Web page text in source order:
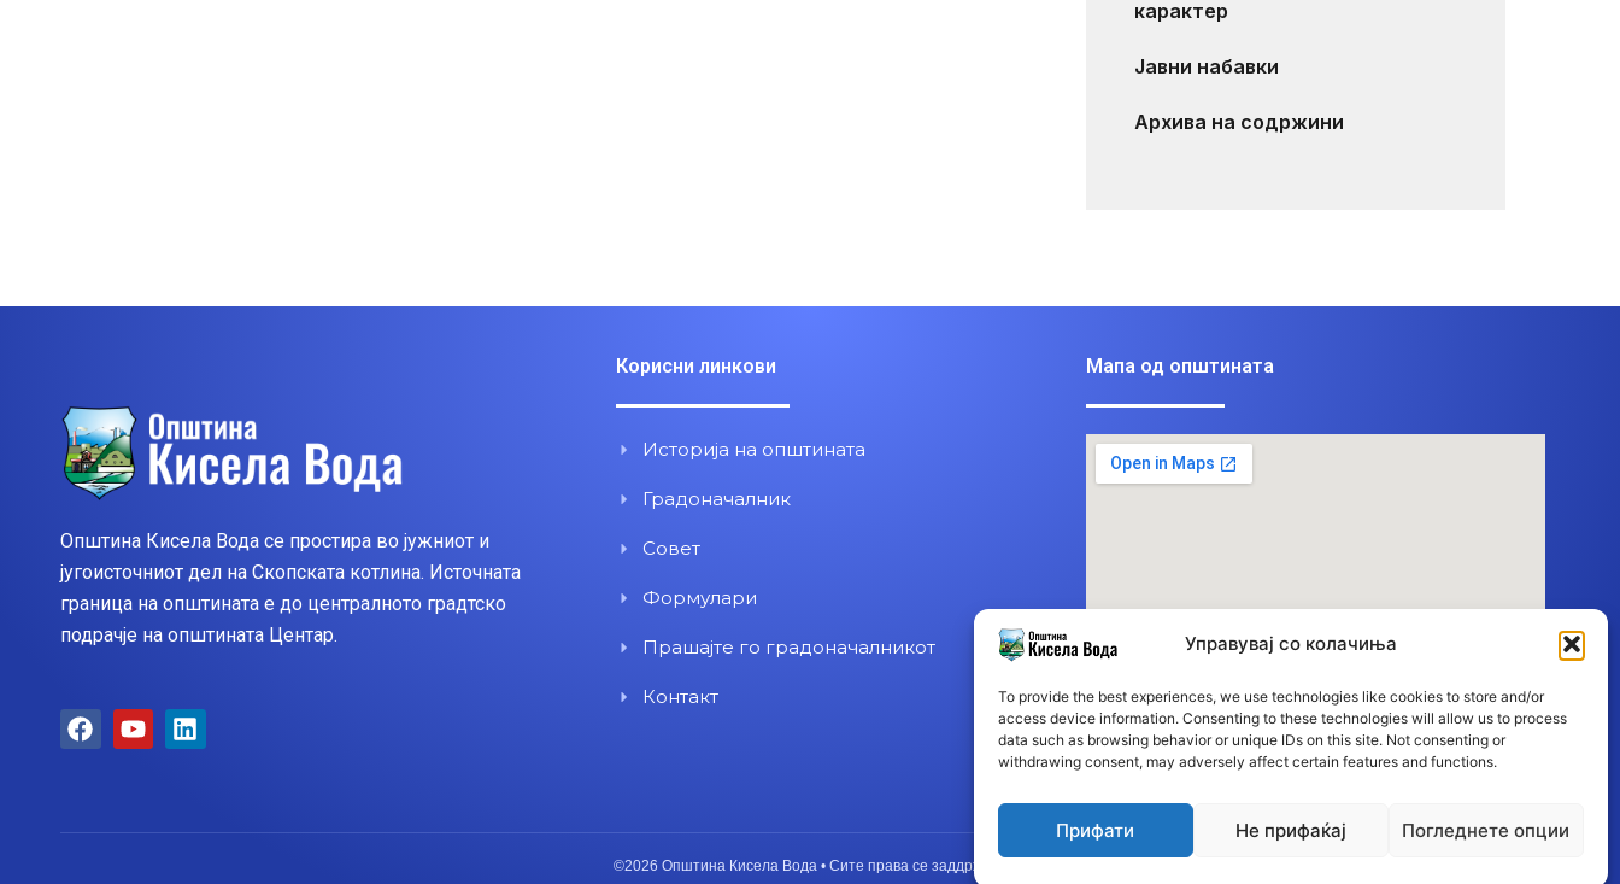
Управувај со колачиња
To provide the best experiences, we use technologies like cookies to store and/or
access device information. Consenting to these technologies will allow us to process
data such as browsing behavior or unique IDs on this site. Not consenting or
withdrawing consent, may adversely affect certain features and functions.
Прифати Не прифаќај Погледнете опции
карактер
Јавни набавки
Архива на содржини
Општина Кисела Вода се простира во јужниот и
југоисточниот дел на Скопската котлина. Источната
граница на општината е до централното градтско
подрачје на општината Центар.
F
a
Y
o
L
i
Корисни линкови
Историја на општината
Градоначалник
Совет
Формулари
Прашајте го градоначалникот
Контакт
Мапа од општината
©2026 Општина Кисела Вода • Сите права се заддржани